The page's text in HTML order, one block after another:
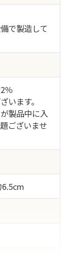
で製造して
％
います。
製品中に入
ございませ